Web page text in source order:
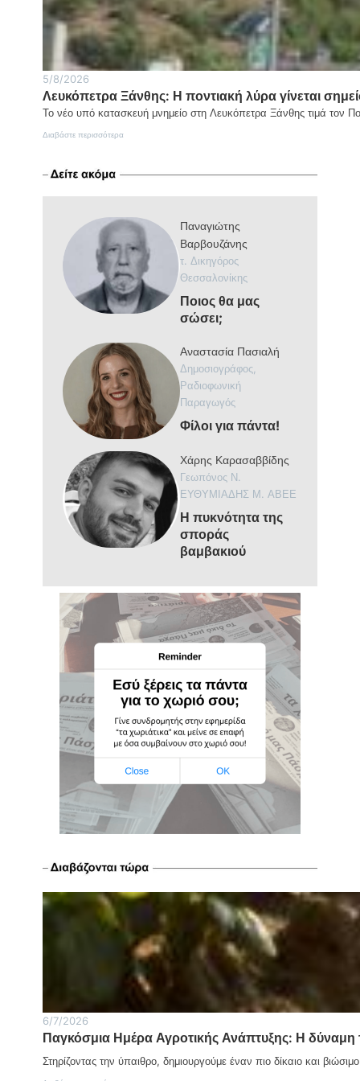
5/8/2026
Λευκόπετρα Ξάνθης: Η ποντιακή λύρα γίνεται
Το νέο υπό κατασκευή μνημείο στη Λευκόπετρα Ξάνθης τιμά τον
Διαβάστε περισσότερα:
λύρα
σημείο
και
τιμής
Παναγιώτης
Βαρβουζάνης
τ. Δικηγόρος
Θεσσαλονίκης
Ποιος θα μας
σώσει;
Αναστασία Πασιαλή
Δημοσιογράφος,
Ραδιοφωνική
Παραγωγός
Φίλοι για πάντα!
Χάρης Καρασαββίδης
Γεωπόνος Ν.
ΕΥΘΥΜΙΑΔΗΣ Μ. ΑΒΕΕ
Η πυκνότητα της
σποράς
βαμβακιού
6/7/2026
Παγκόσμια Ημέρα Αγροτικής Ανάπτυξης: Η δύναμη
Στηρίζοντας την ύπαιθρο, δημιουργούμε έναν πιο δίκαιο και